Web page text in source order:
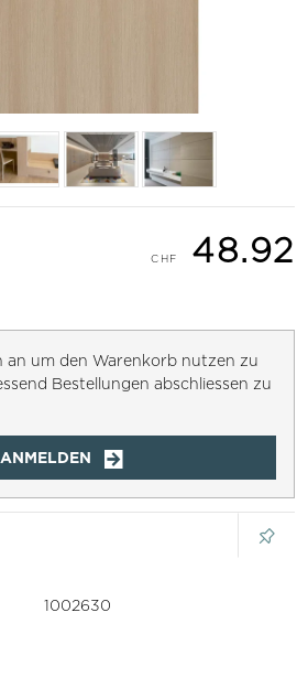
48.92
an um den Warenkorb nutzen zu
Bestellungen abschliessen zu
ANMELDEN
1002630